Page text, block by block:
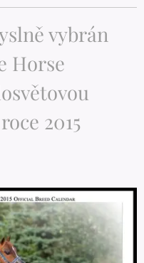
vybrán
Horse
2015